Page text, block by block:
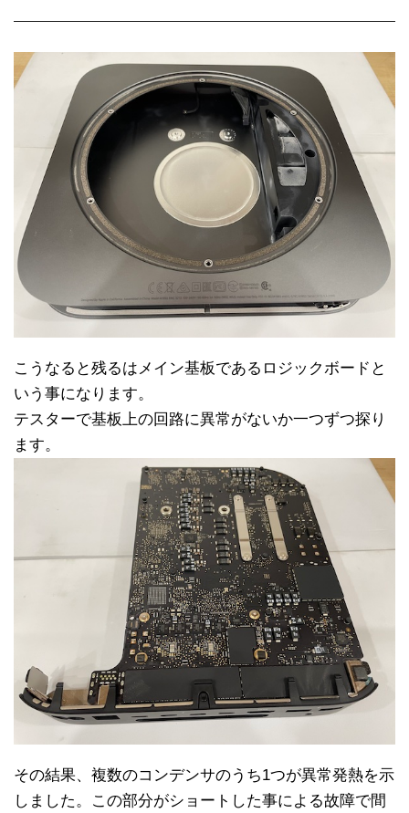
こうなると残るはメイン基板であるロジックボードと
いう事になります。
テスターで基板上の回路に異常がないか一つずつ探り
ます。
その結果、複数のコンデンサのうち1つが異常発熱を示
しました。この部分がショートした事による故障で間